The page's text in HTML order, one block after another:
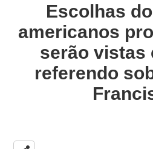
Escolhas
americanos
serão vistas
referendo